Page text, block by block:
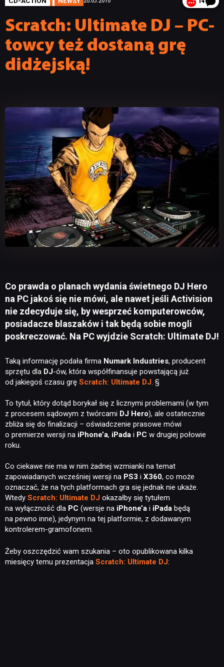
Scratch: Ultimate DJ – PC-
towcy też dostaną grę
didżejską!
Co prawda o planach wydania świetnego DJ Hero
na PC jakoś się nie mówi, ale nawet jeśli Activision
nie zdecyduje się, by wesprzeć komputerowców,
posiadacze blaszaków i tak będą sobie mogli
poskreczować. Na PC wyjdzie Scratch: Ultimate DJ!
Taką informację podała firma Numark Industries, producent
sprzętu dla DJ-ów, która współfinansuje powstającą już
od jakiegoś czasu grę Scratch: Ultimate DJ. §
To tytuł, który dotąd borykał się z licznymi problemami (w tym
z procesem sądowym z twórcami DJ Hero), ale ostatecznie
zbliża się do finalizacji – oświadczenie prasowe mówi
o premierze wersji na iPhone’a, iPada i PC w drugiej połowie
roku.
Co ciekawe nie ma w nim żadnej wzmianki na temat
zapowiadanych wcześniej wersji na PS3 i X360, co może
oznaczać, że na tych platformach gra się jednak nie ukaże.
Wtedy Scratch: Ultimate DJ okazałby się tytułem
na wyłączność dla PC (wersje na iPhone’a i iPada będą
na pewno inne), jedynym na tej platformie, z dodawanym
kontrolerem-gramofonem.
Żeby oszczędzić wam szukania – oto opublikowana kilka
miesięcy temu prezentacja Scratch: Ultimate DJ: